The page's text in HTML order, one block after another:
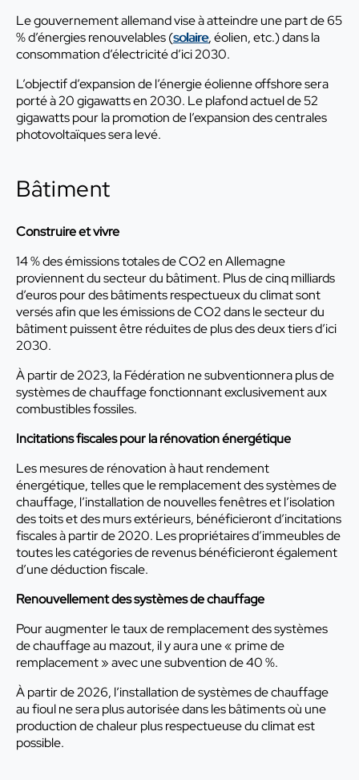
Le gouvernement allemand vise à atteindre une part de 65
% d’énergies renouvelables (solaire, éolien, etc.) dans la
consommation d’électricité d’ici 2030.
L’objectif d’expansion de l’énergie éolienne offshore sera
porté à 20 gigawatts en 2030. Le plafond actuel de 52
gigawatts pour la promotion de l’expansion des centrales
photovoltaïques sera levé.
Bâtiment
Construire et vivre
14 % des émissions totales de CO2 en Allemagne
proviennent du secteur du bâtiment. Plus de cinq milliards
d’euros pour des bâtiments respectueux du climat sont
versés afin que les émissions de CO2 dans le secteur du
bâtiment puissent être réduites de plus des deux tiers d’ici
2030.
À partir de 2023, la Fédération ne subventionnera plus de
systèmes de chauffage fonctionnant exclusivement aux
combustibles fossiles.
Incitations fiscales pour la rénovation énergétique
Les mesures de rénovation à haut rendement
énergétique, telles que le remplacement des systèmes de
chauffage, l’installation de nouvelles fenêtres et l’isolation
des toits et des murs extérieurs, bénéficieront d’incitations
fiscales à partir de 2020. Les propriétaires d’immeubles de
toutes les catégories de revenus bénéficieront également
d’une déduction fiscale.
Renouvellement des systèmes de chauffage
Pour augmenter le taux de remplacement des systèmes
de chauffage au mazout, il y aura une « prime de
remplacement » avec une subvention de 40 %.
À partir de 2026, l’installation de systèmes de chauffage
au fioul ne sera plus autorisée dans les bâtiments où une
production de chaleur plus respectueuse du climat est
possible.